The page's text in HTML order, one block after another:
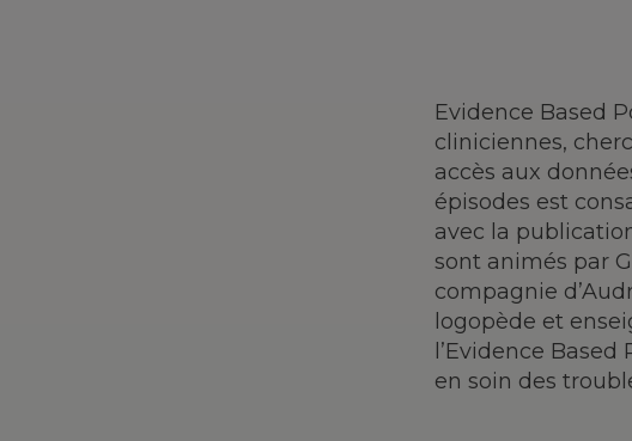
Evidence Based
cliniciennes,
accès aux
épisodes est
avec la
sont animés par
compagnie
logopède et
l’Evidence
en soin des